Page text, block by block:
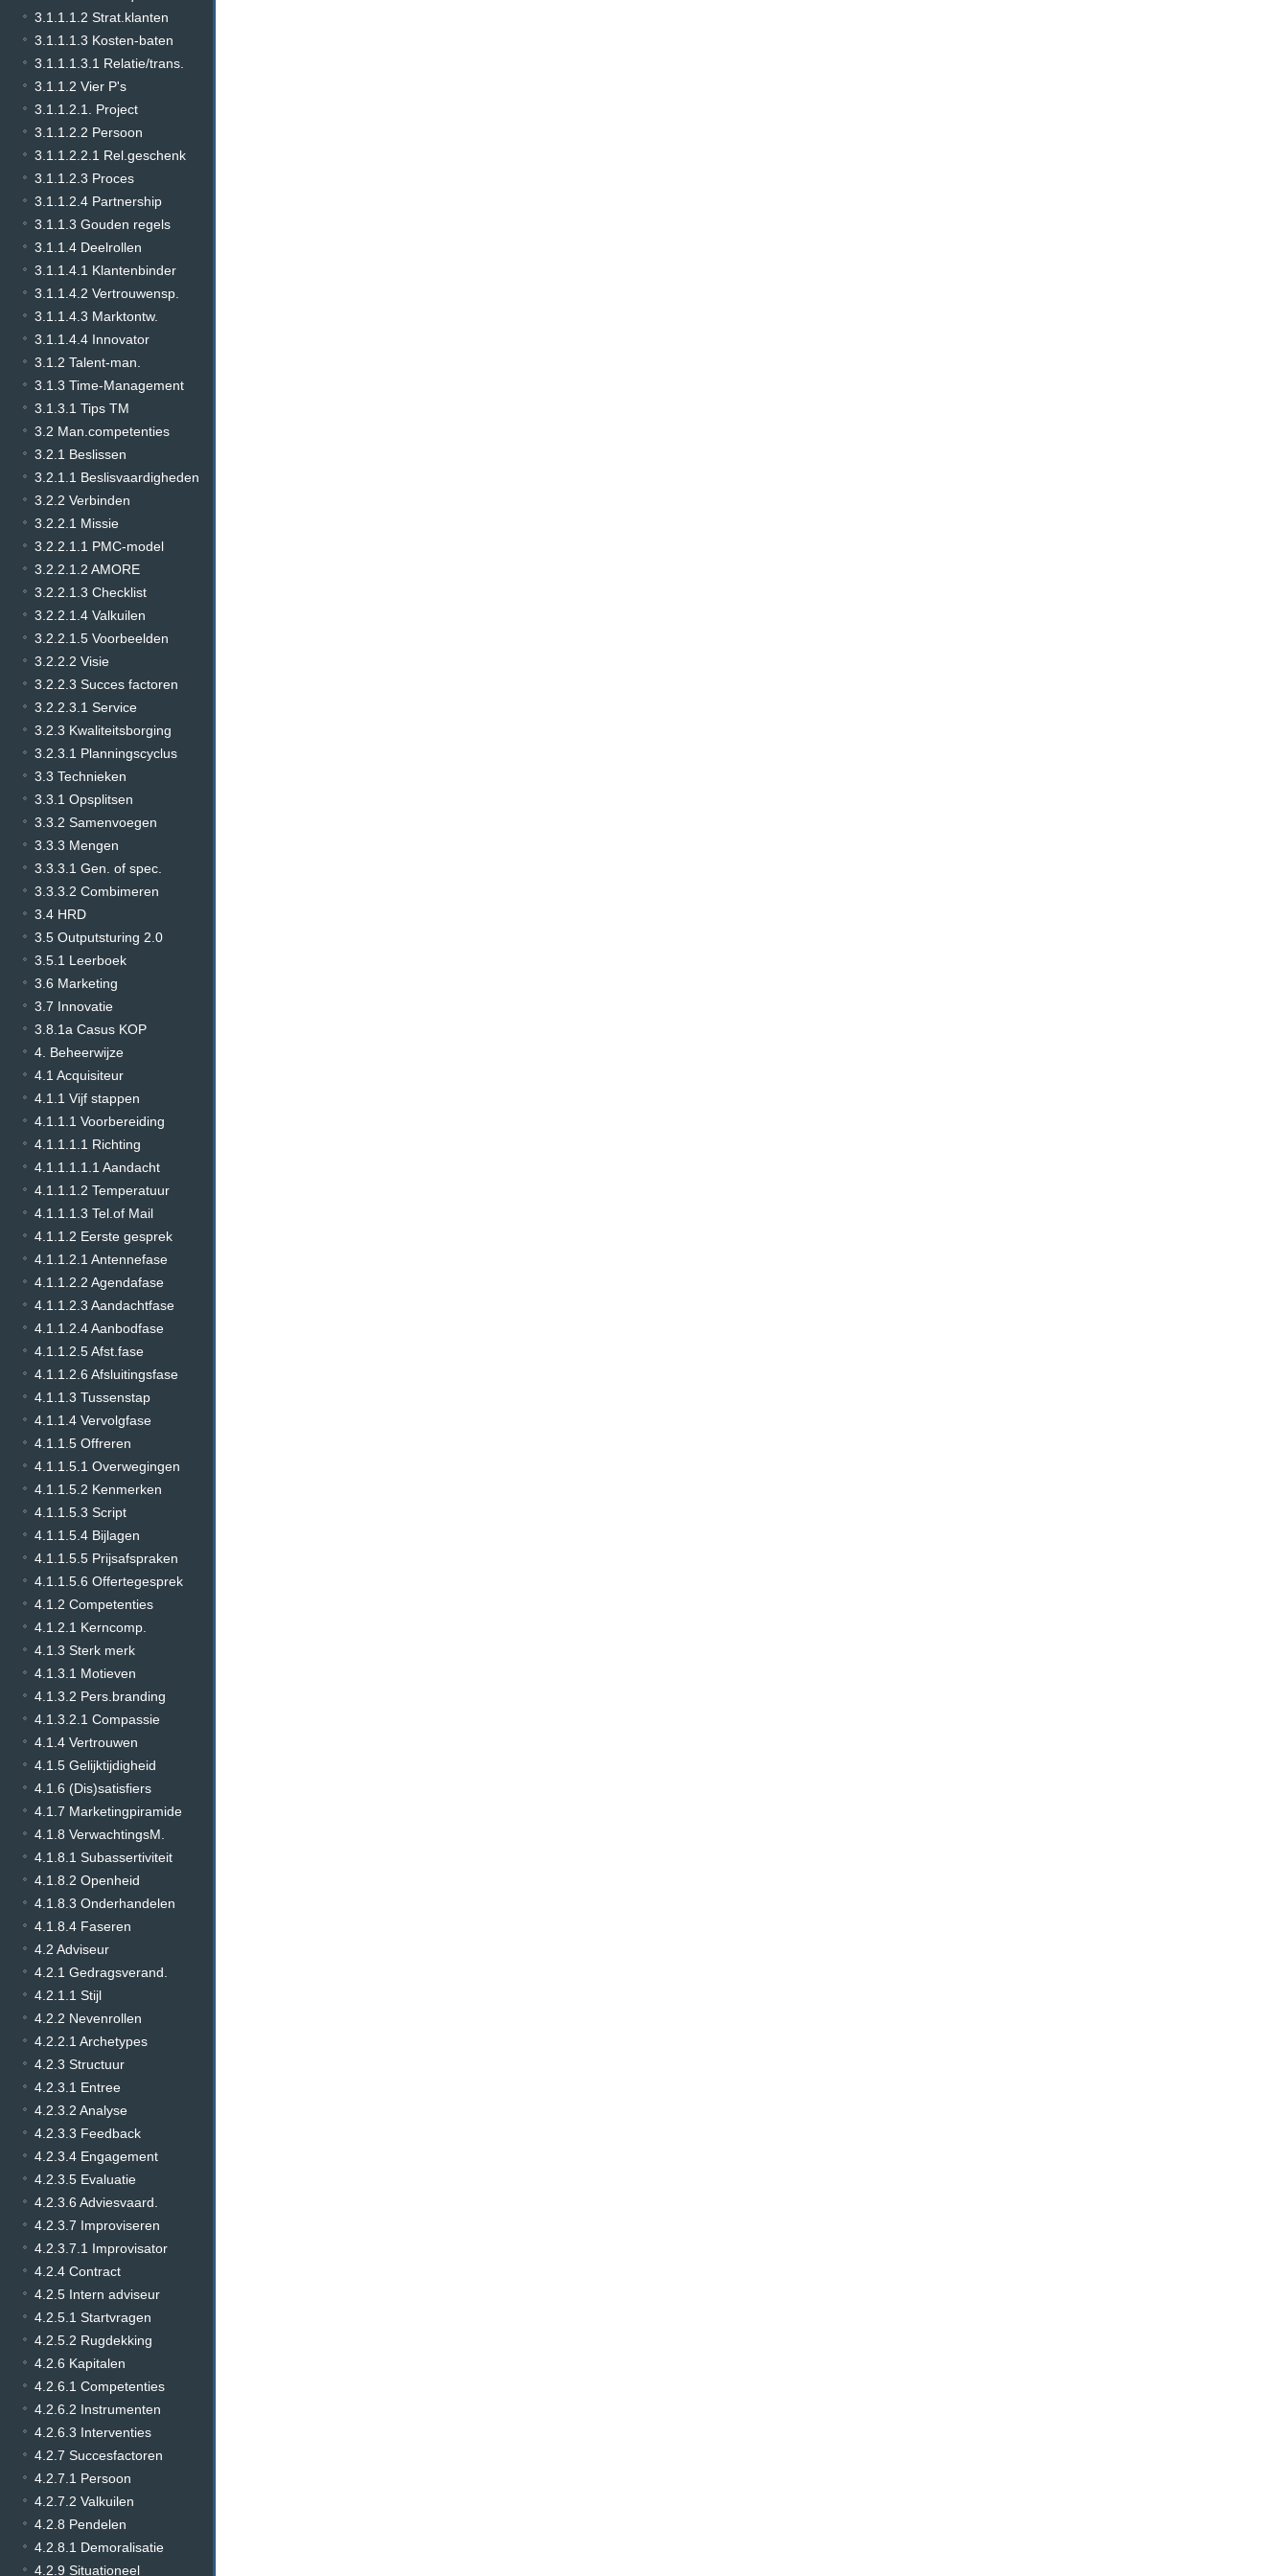
3.1.1.1.2 Strat.klanten
3.1.1.1.3 Kosten-baten
3.1.1.1.3.1 Relatie/trans.
3.1.1.2 Vier P's
3.1.1.2.1. Project
3.1.1.2.2 Persoon
3.1.1.2.2.1 Rel.geschenk
3.1.1.2.3 Proces
3.1.1.2.4 Partnership
3.1.1.3 Gouden regels
3.1.1.4 Deelrollen
3.1.1.4.1 Klantenbinder
3.1.1.4.2 Vertrouwensp.
3.1.1.4.3 Marktontw.
3.1.1.4.4 Innovator
3.1.2 Talent-man.
3.1.3 Time-Management
3.1.3.1 Tips TM
3.2 Man.competenties
3.2.1 Beslissen
3.2.1.1 Beslisvaardigheden
3.2.2 Verbinden
3.2.2.1 Missie
3.2.2.1.1 PMC-model
3.2.2.1.2 AMORE
3.2.2.1.3 Checklist
3.2.2.1.4 Valkuilen
3.2.2.1.5 Voorbeelden
3.2.2.2 Visie
3.2.2.3 Succes factoren
3.2.2.3.1 Service
3.2.3 Kwaliteitsborging
3.2.3.1 Planningscyclus
3.3 Technieken
3.3.1 Opsplitsen
3.3.2 Samenvoegen
3.3.3 Mengen
3.3.3.1 Gen. of spec.
3.3.3.2 Combimeren
3.4 HRD
3.5 Outputsturing 2.0
3.5.1 Leerboek
3.6 Marketing
3.7 Innovatie
3.8.1a Casus KOP
4. Beheerwijze
4.1 Acquisiteur
4.1.1 Vijf stappen
4.1.1.1 Voorbereiding
4.1.1.1.1 Richting
4.1.1.1.1.1 Aandacht
4.1.1.1.2 Temperatuur
4.1.1.1.3 Tel.of Mail
4.1.1.2 Eerste gesprek
4.1.1.2.1 Antennefase
4.1.1.2.2 Agendafase
4.1.1.2.3 Aandachtfase
4.1.1.2.4 Aanbodfase
4.1.1.2.5 Afst.fase
4.1.1.2.6 Afsluitingsfase
4.1.1.3 Tussenstap
4.1.1.4 Vervolgfase
4.1.1.5 Offreren
4.1.1.5.1 Overwegingen
4.1.1.5.2 Kenmerken
4.1.1.5.3 Script
4.1.1.5.4 Bijlagen
4.1.1.5.5 Prijsafspraken
4.1.1.5.6 Offertegesprek
4.1.2 Competenties
4.1.2.1 Kerncomp.
4.1.3 Sterk merk
4.1.3.1 Motieven
4.1.3.2 Pers.branding
4.1.3.2.1 Compassie
4.1.4 Vertrouwen
4.1.5 Gelijktijdigheid
4.1.6 (Dis)satisfiers
4.1.7 Marketingpiramide
4.1.8 VerwachtingsM.
4.1.8.1 Subassertiviteit
4.1.8.2 Openheid
4.1.8.3 Onderhandelen
4.1.8.4 Faseren
4.2 Adviseur
4.2.1 Gedragsverand.
4.2.1.1 Stijl
4.2.2 Nevenrollen
4.2.2.1 Archetypes
4.2.3 Structuur
4.2.3.1 Entree
4.2.3.2 Analyse
4.2.3.3 Feedback
4.2.3.4 Engagement
4.2.3.5 Evaluatie
4.2.3.6 Adviesvaard.
4.2.3.7 Improviseren
4.2.3.7.1 Improvisator
4.2.4 Contract
4.2.5 Intern adviseur
4.2.5.1 Startvragen
4.2.5.2 Rugdekking
4.2.6 Kapitalen
4.2.6.1 Competenties
4.2.6.2 Instrumenten
4.2.6.3 Interventies
4.2.7 Succesfactoren
4.2.7.1 Persoon
4.2.7.2 Valkuilen
4.2.8 Pendelen
4.2.8.1 Demoralisatie
4.2.9 Situationeel